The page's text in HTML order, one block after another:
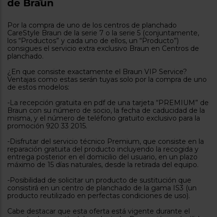
con
mejor
plazo
de
entrega
¿Por
qué
te
pedimos
código
postal?
Productos
entrega
en24
horasy/o
cercanos
de Braun
Por la compra de uno de los centros de planchado
CareStyle Braun de la serie 7 o la serie 5 (conjuntamente,
los “Productos” y cada uno de ellos, un “Producto”)
consigues el servicio extra exclusivo Braun en Centros de
planchado.
¿En que consiste exactamente el Braun VIP Service?
Ventajas como estas serán tuyas solo por la compra de uno
de estos modelos:
-La recepción gratuita en pdf de una tarjeta “PREMIUM” de
Braun con su número de socio, la fecha de caducidad de la
misma, y el número de teléfono gratuito exclusivo para la
promoción 920 33 2015.
-Disfrutar del servicio técnico Premium, que consiste en la
reparación gratuita del producto incluyendo la recogida y
entrega posterior en el domicilio del usuario, en un plazo
máximo de 15 días naturales, desde la retirada del equipo.
-Posibilidad de solicitar un producto de sustitución que
consistirá en un centro de planchado de la gama IS3 (un
producto reutilizado en perfectas condiciones de uso).
Cabe destacar que esta oferta está vigente durante el